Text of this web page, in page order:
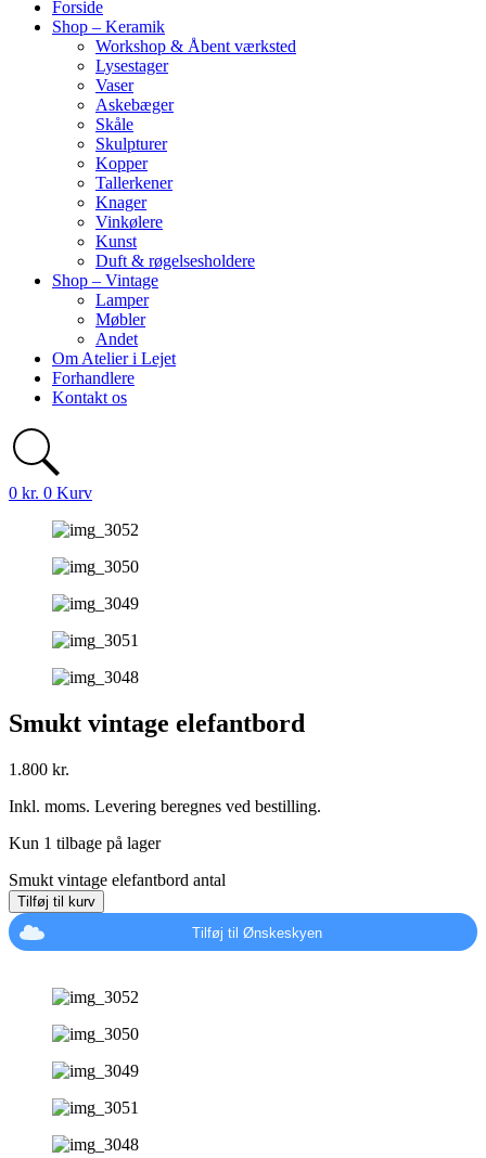
Forside
Shop – Keramik
Workshop & Åbent værksted
Lysestager
Vaser
Askebæger
Skåle
Skulpturer
Kopper
Tallerkener
Knager
Vinkølere
Kunst
Duft & røgelsesholdere
Shop – Vintage
Lamper
Møbler
Andet
Om Atelier i Lejet
Forhandlere
Kontakt os
0 kr. 0 Kurv
Smukt vintage elefantbord
1.800 kr.
Inkl. moms. Levering beregnes ved bestilling.
Kun 1 tilbage på lager
Smukt vintage elefantbord antal
Tilføj til kurv
Tilføj til Ønskeskyen